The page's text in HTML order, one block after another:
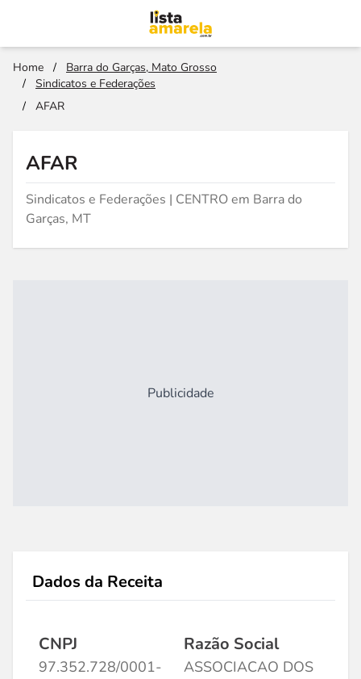
Home /
Barra do Garças, Mato Grosso
/
Sindicatos e Federações
/
AFAR
AFAR
Sindicatos e Federações | CENTRO em Barra do
Garças, MT
Publicidade
Dados da Receita
CNPJ
97.352.728/0001-
Razão Social
ASSOCIACAO DOS